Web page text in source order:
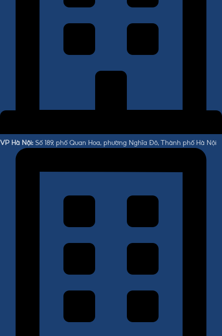
VP Hà Nội: Số 189, phố Quan Hoa, phường Nghĩa Đô, Thành phố Hà Nội